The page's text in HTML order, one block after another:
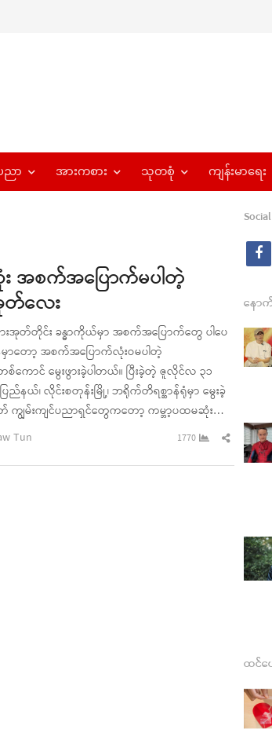
ညာ အားကစား သုတစုံ ကျန်းမာရေး
အစက်အပြောက်မပါတဲ့
လေး
အုတ်တိုင်း ခန္ဓာကိုယ်မှာ အစက်အပြောက်တွေ ပါပေ
ာတော့ အစက်အပြောက်လုံးဝမပါတဲ့
ောင် မွေးဖွားခဲ့ပါတယ်။ ပြီးခဲ့တဲ့ ဇူလိုင်လ ၃၁
ယ်၊ လိုင်းစတုန်းမြို့၊ ဘရိုက်တိရစ္ဆာန်ရုံမှာ မွေးခဲ့
ကျွမ်းကျင်ပညာရှင်တွေကတော့ ကမ္ဘာ့ပထမဆုံး…
Tun 1770
Share
this
post
f
c
e
b
k
နော
ထင်ပ